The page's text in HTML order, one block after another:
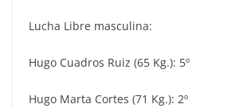
Lucha Libre masculina:
Hugo Cuadros Ruiz (65 Kg.): 5º
Hugo Marta Cortes (71 Kg.): 2º